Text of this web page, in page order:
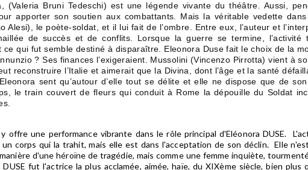
(Valeria Bruni Tedeschi) est une légende vivante du théâtre. Aussi,
apporter son soutien aux combattants. Mais la véritable vedette
Alesi), le poète-soldat, et il lui fait de l’ombre. Entre eux, l’auteur et
de succès et de conflits. Lorsque la guerre se termine, l’activité
qui fut semble destiné à disparaître. Eleonora Duse fait le choix de la
? Ses finances l’exigeraient. Mussolini (Vincenzo Pirrotta) vient à
reconstruire l’Italie et aimerait que la Divina, dont l’âge et la santé
sent qu’autour d’elle tout se délite et elle ne dispose que de
le train couvert de fleurs qui conduit à Rome la dépouille du Soldat
y offre une performance vibrante dans le rôle principal d'Eléonora DUSE.
corps qui la trahit, mais elle est dans l'acceptation de son déclin. Elle
d'une héroïne de tragédie, mais comme une femme inquiète,
fut l'actrice la plus acclamée, aimée, haïe, du XIXème siècle, bien plus